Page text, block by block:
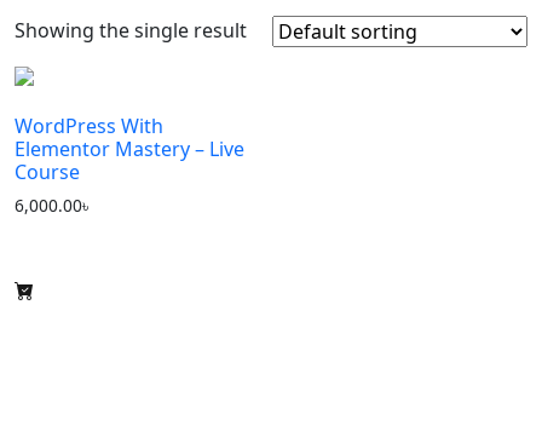
Showing the single result
WordPress With
Elementor Mastery – Live
Course
6,000.00৳